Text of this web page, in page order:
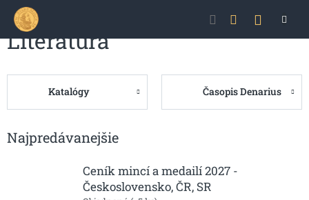
Prejsť
obsah
B
o
n
p
n
Literatúra
Katalógy Časopis Denarius
Najpredávanejšie
Ceník mincí a medailí 2027 -
Československo, ČR, SR